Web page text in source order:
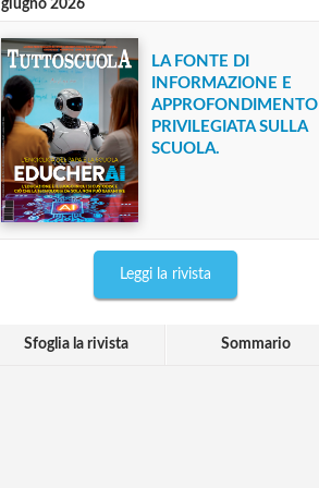
giugno 2026
LA FONTE DI
INFORMAZIONE E
APPROFONDIMENTO
PRIVILEGIATA SULLA
SCUOLA.
Leggi la rivista
Sfoglia la rivista Sommario